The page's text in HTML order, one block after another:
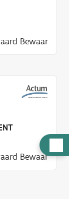
u
l
Bewaar
Bewaar